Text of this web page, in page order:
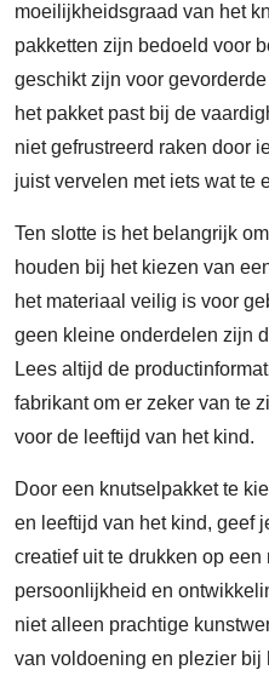
moeilijkheidsgraad van het
pakketten zijn bedoeld voor
geschikt zijn voor
het pakket past bij de
niet gefrustreerd raken door
juist vervelen met iets wat te
Ten slotte is het belangrijk
houden bij het kiezen van
het materiaal veilig is voor
geen kleine onderdelen zijn
Lees altijd de
fabrikant om er zeker van te
voor de leeftijd van het kind.
Door een knutselpakket te
en leeftijd van het kind, geef
creatief uit te drukken op
persoonlijkheid en
niet alleen prachtige
van voldoening en plezier bij